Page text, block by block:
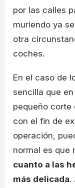
por las calles
muriendo ya
otra
coches.
En el caso de
sencilla que
pequeño corte
con el fin de
operación,
normal es que
cuanto a las
más delicada.